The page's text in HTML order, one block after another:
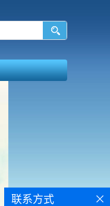
联系方式